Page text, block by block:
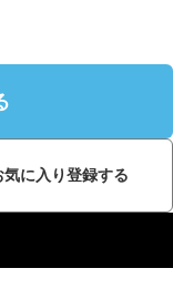
気に入り登録する